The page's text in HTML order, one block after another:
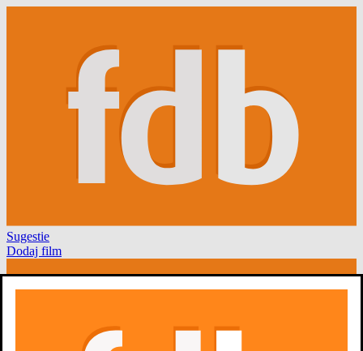
Sugestie
Dodaj film